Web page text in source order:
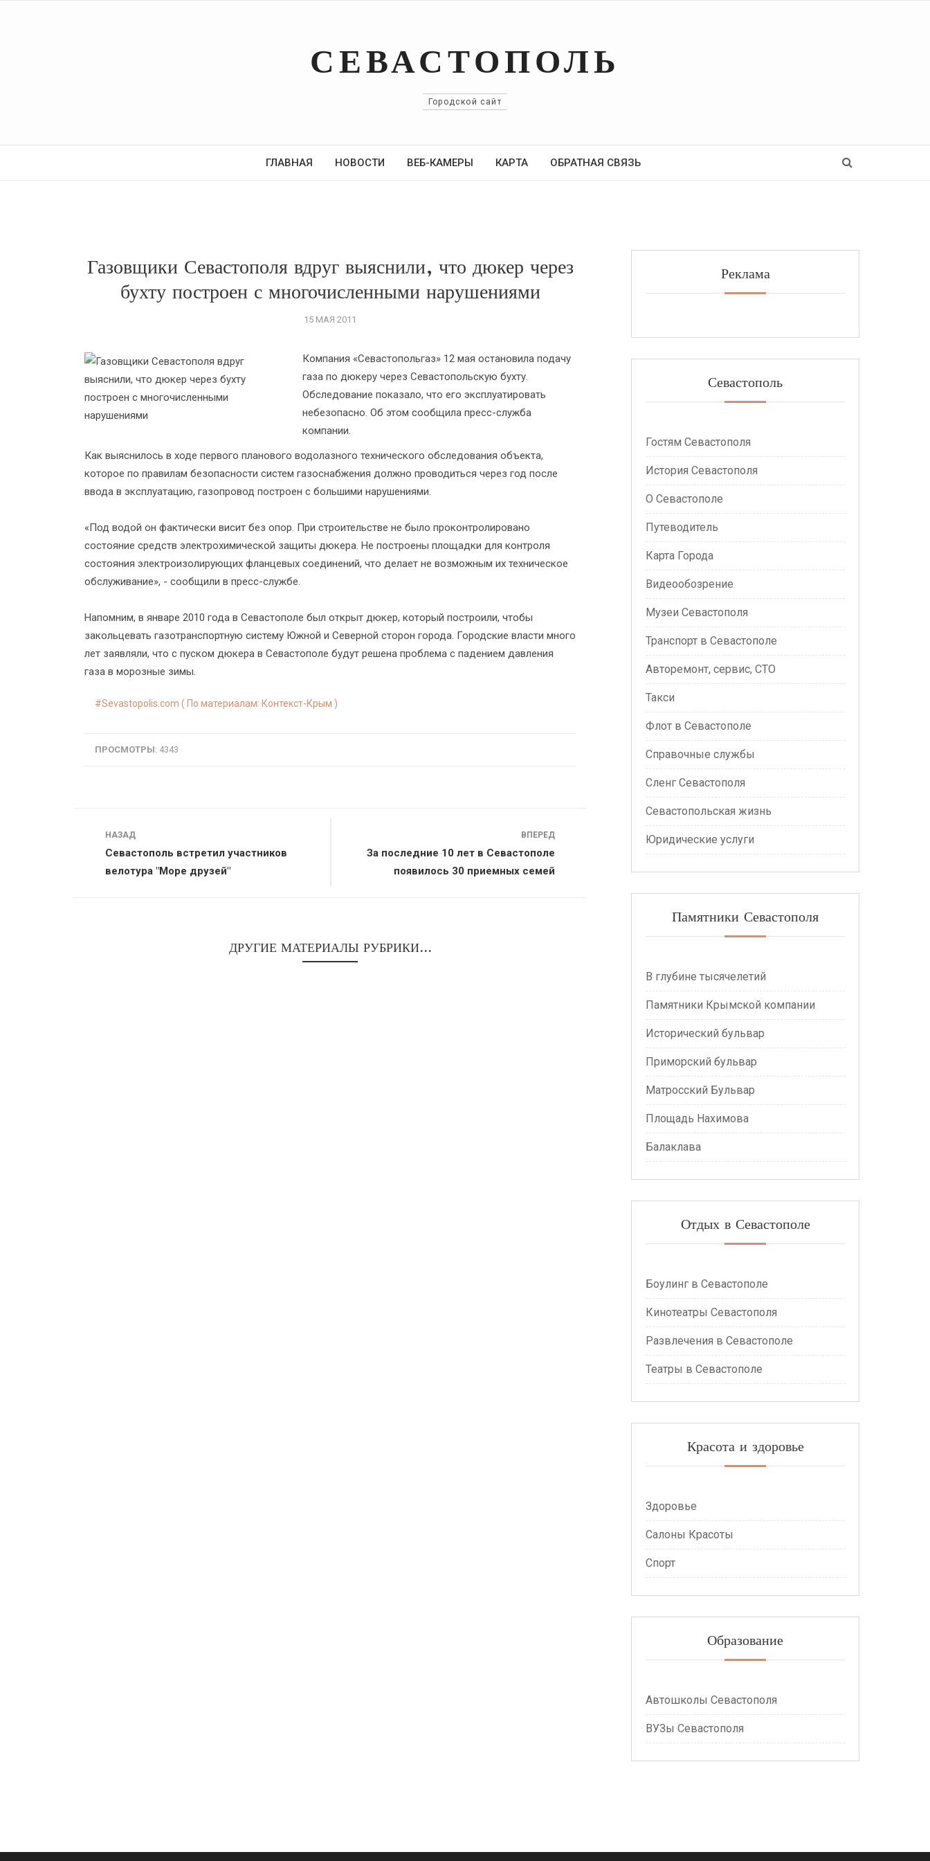
СЕВАСТОПОЛЬ
Городской сайт
ГЛАВНАЯ НОВОСТИ ВЕБ-КАМЕРЫ КАРТА ОБРАТНАЯ СВЯЗЬ
Газовщики Севастополя вдруг выяснили, что дюкер через
бухту построен с многочисленными нарушениями
15 МАЯ 2011
Компания «Севастопольгаз» 12 мая остановила подачу
газа по дюкеру через Севастопольскую бухту.
Обследование показало, что его эксплуатировать
небезопасно. Об этом сообщила пресс-служба
компании.
Как выяснилось в ходе первого планового водолазного технического обследования объекта,
которое по правилам безопасности систем газоснабжения должно проводиться через год после
ввода в эксплуатацию, газопровод построен с большими нарушениями.
«Под водой он фактически висит без опор. При строительстве не было проконтролировано
состояние средств электрохимической защиты дюкера. Не построены площадки для контроля
состояния электроизолирующих фланцевых соединений, что делает не возможным их техническое
обслуживание», - сообщили в пресс-службе.
Напомним, в январе 2010 года в Севастополе был открыт дюкер, который построили, чтобы
закольцевать газотранспортную систему Южной и Северной сторон города. Городские власти много
лет заявляли, что с пуском дюкера в Севастополе будут решена проблема с падением давления
газа в морозные зимы.
Sevastopolis.com ( По материалам: Контекст-Крым )
ПРОСМОТРЫ: 4343
Навигация
НАЗАД
Севастополь встретил участников
велотура "Море друзей"
ВПЕРЕД
За последние 10 лет в Севастополе
появилось 30 приемных семей
ДРУГИЕ МАТЕРИАЛЫ РУБРИКИ...
Реклама
Севастополь
Гостям Севастополя
История Севастополя
О Севастополе
Путеводитель
Карта Города
Видеообозрение
Музеи Севастополя
Транспорт в Севастополе
Авторемонт, сервис, СТО
Такси
Флот в Севастополе
Справочные службы
Сленг Севастополя
Севастопольская жизнь
Юридические услуги
Памятники Севастополя
В глубине тысячелетий
Памятники Крымской компании
Исторический бульвар
Приморский бульвар
Матросский Бульвар
Площадь Нахимова
Балаклава
Отдых в Севастополе
Боулинг в Севастополе
Кинотеатры Севастополя
Развлечения в Севастополе
Театры в Севастополе
Красота и здоровье
Здоровье
Салоны Красоты
Спорт
Образование
Автошколы Севастополя
ВУЗы Севастополя